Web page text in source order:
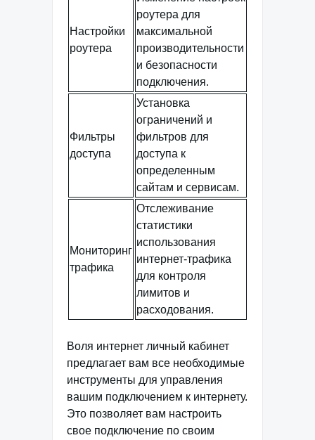
Настройки
роутера
роутера для
максимальной
производительности
и безопасности
подключения.
Фильтры
доступа
Установка
ограничений и
фильтров для
доступа к
определенным
сайтам и сервисам.
Мониторинг
трафика
Отслеживание
статистики
использования
интернет-трафика
для контроля
лимитов и
расходования.
Воля интернет личный кабинет
предлагает вам все необходимые
инструменты для управления
вашим подключением к интернету.
Это позволяет вам настроить
свое подключение по своим